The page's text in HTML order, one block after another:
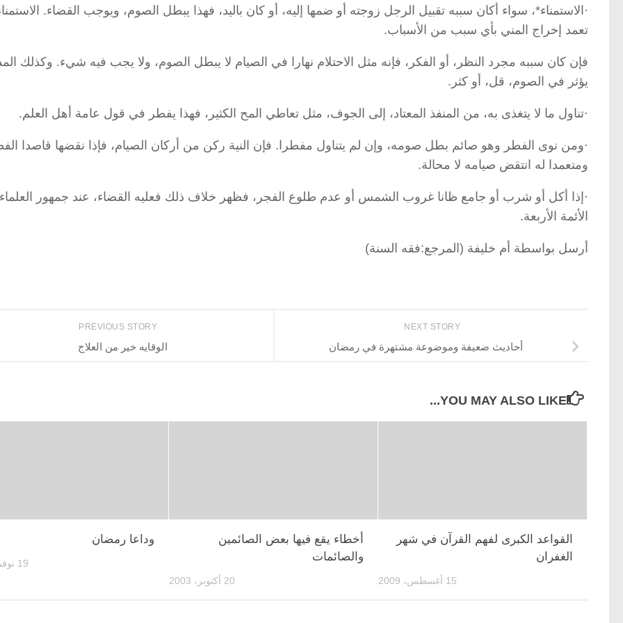
·الاستمناء*، سواء أكان سببه تقبيل الرجل زوجته أو ضمها إليه، أو كان باليد، فهذا يبطل الصوم، ويوجب القضاء.
تعمد إخراج المني بأي سبب من الأسباب.
فإن كان سببه مجرد النظر، أو الفكر، فإنه مثل الاحتلام نهارا في الصيام لا يبطل الصوم، ولا يجب فيه شيء. وكذلك
يؤثر في الصوم، قل، أو كثر.
·تناول ما لا يتغذى به، من المنفذ المعتاد، إلى الجوف، مثل تعاطي المح الكثير، فهذا يفطر في قول عامة أهل العلم.
·ومن نوى الفطر وهو صائم بطل صومه، وإن لم يتناول مفطرا. فإن النية ركن من أركان الصيام، فإذا نقضها قاصدا
ومتعمدا له انتقض صيامه لا محالة.
·إذا أكل أو شرب أو جامع ظانا غروب الشمس أو عدم طلوع الفجر، فظهر خلاف ذلك فعليه القضاء، عند جمهور
الأئمة الأربعة.
أرسل بواسطة أم خليفة (المرجع:فقه السنة)
NEXT STORY
أحاديث ضعيفة وموضوعة مشتهرة في رمضان
PREVIOUS STORY
الوقايه خير من العلاج
YOU MAY ALSO LIKE...
وداعا رمضان
19 نوفمبر، 2003
أخطاء يقع فيها بعض الصائمين
والصائمات
20 أكتوبر، 2003
القواعد الكبرى لفهم القرآن في شهر
الغفران
15 أغسطس، 2009